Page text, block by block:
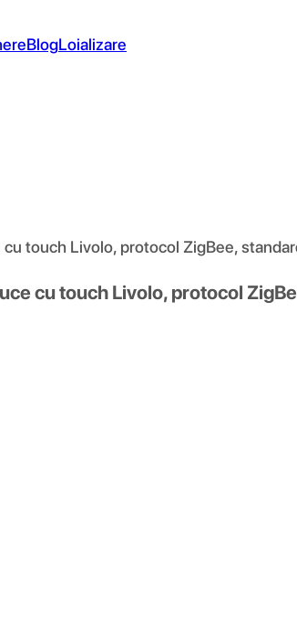
BlogLoializare
touch Livolo, protocol ZigBee,
cu touch Livolo, protocol